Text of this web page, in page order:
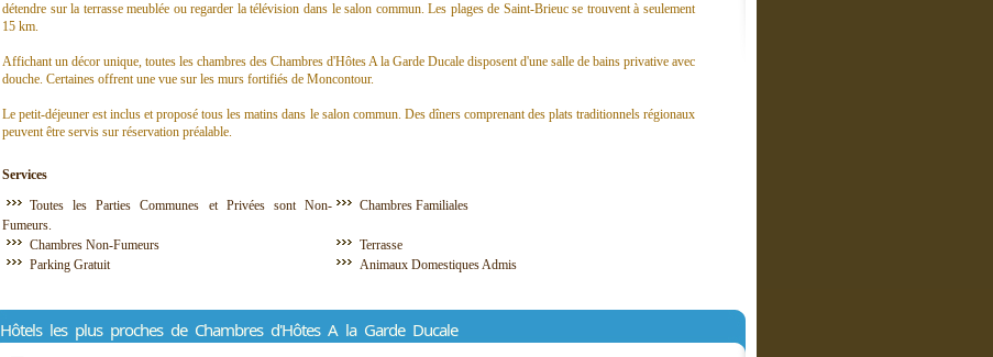
détendre sur la terrasse meublée ou regarder la télévision dans le salon commun. Les plages de Saint-Brieuc se trouvent à seulement
15 km.
Affichant un décor unique, toutes les chambres des Chambres d'Hôtes A la Garde Ducale disposent d'une salle de bains privative avec
douche. Certaines offrent une vue sur les murs fortifiés de Moncontour.
Le petit-déjeuner est inclus et proposé tous les matins dans le salon commun. Des dîners comprenant des plats traditionnels régionaux
peuvent être servis sur réservation préalable.
Services
Toutes les Parties Communes et Privées sont Non-
Fumeurs.
Chambres Familiales
Chambres Non-Fumeurs
Terrasse
Parking Gratuit
Animaux Domestiques Admis
Hôtels les plus proches de Chambres d'Hôtes A la Garde Ducale